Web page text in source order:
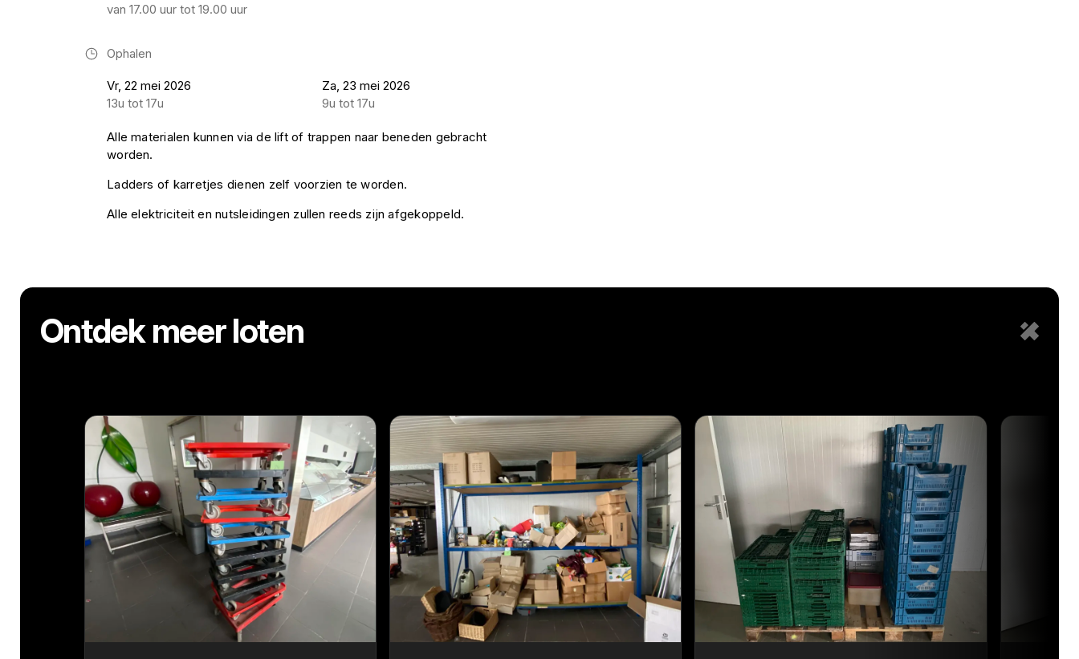
van 17.00 uur tot 19.00 uur
Ophalen
Vr, 22 mei 2026
13u tot 17u
Za, 23 mei 2026
9u tot 17u
Alle materialen kunnen via de lift of trappen naar beneden gebracht
worden.
Ladders of karretjes dienen zelf voorzien te worden.
Alle elektriciteit en nutsleidingen zullen reeds zijn afgekoppeld.
Ontdek meer loten